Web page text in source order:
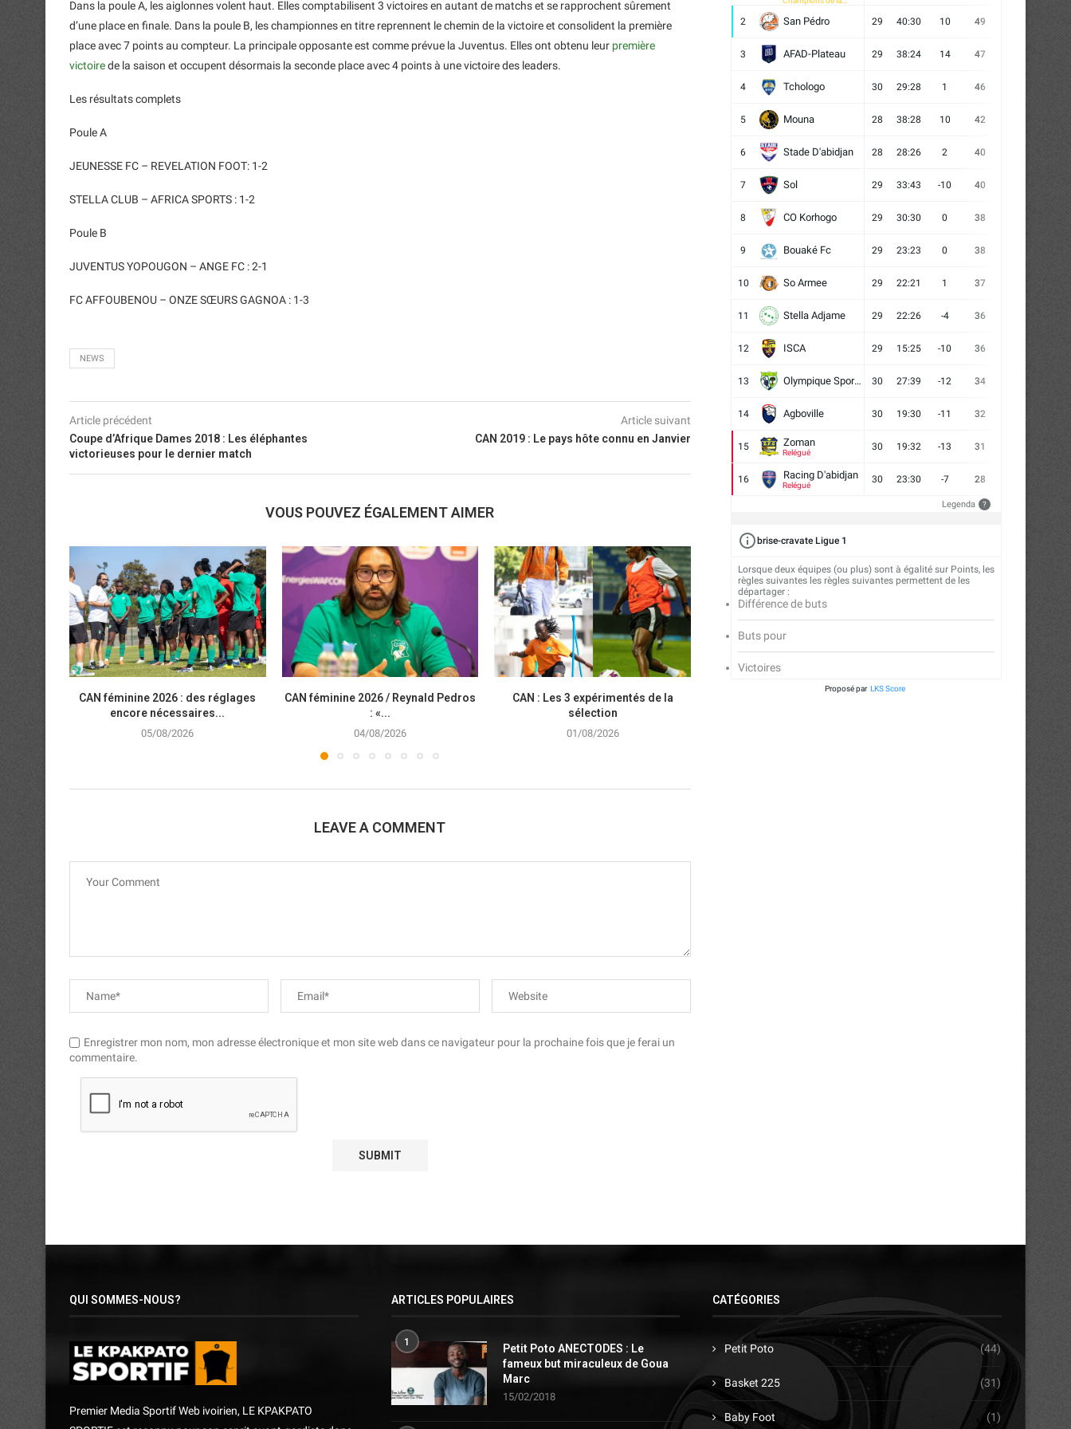
Dans la poule A, les aiglonnes volent haut. Elles comptabilisent 3 victoires en autant de matchs et se rapprochent sûrement
d’une place en finale. Dans la poule B, les championnes en titre reprennent le chemin de la victoire et consolident la première
place avec 7 points au compteur. La principale opposante est comme prévue la Juventus. Elles ont obtenu leur première
victoirede la saison et occupent désormais la seconde place avec 4 points à une victoire des leaders.
Les résultats complets
Poule A
JEUNESSE FC – REVELATION FOOT: 1-2
STELLA CLUB – AFRICA SPORTS : 1-2
Poule B
JUVENTUS YOPOUGON – ANGE FC : 2-1
FC AFFOUBENOU – ONZE SŒURS GAGNOA : 1-3
NEWS
Article précédent
Coupe d’Afrique Dames 2018 : Les éléphantes
victorieuses pour le dernier match
Article suivant
CAN 2019 : Le pays hôte connu en Janvier
VOUS POUVEZ ÉGALEMENT AIMER
CAN féminine 2026 : des réglages
encore nécessaires...
05/08/2026
CAN féminine 2026 / Reynald Pedros
: «...
04/08/2026
CAN : Les 3 expérimentés de la
sélection
01/08/2026
LEAVE A COMMENT
Enregistrer mon nom, mon adresse électronique et mon site web dans ce navigateur pour la prochaine fois que je ferai un
commentaire.
2 San Pédro 29 40:30 10 49
3 AFAD-Plateau 29 38:24 14 47
4 Tchologo 30 29:28 1 46
5 Mouna 28 38:28 10 42
6 Stade D'abidjan 28 28:26 2 40
7 Sol 29 33:43 -10 40
8 CO Korhogo 29 30:30 0 38
9 Bouaké Fc 29 23:23 0 38
10 So Armee 29 22:21 1 37
11 Stella Adjame 29 22:26 -4 36
12 ISCA 29 15:25 -10 36
13 Olympique Sport d'Abobo FC 30 27:39 -12 34
14 Agboville 30 19:30 -11 32
15 Zoman
Relégué
30 19:32 -13 31
16 Racing D'abidjan
Relégué
30 23:30 -7 28
Legenda ?
brise-cravate Ligue 1
Lorsque deux équipes (ou plus) sont à égalité sur Points, les
règles suivantes les règles suivantes permettent de les
départager :
Différence de buts
Buts pour
Victoires
Proposé par LKS Score
QUI SOMMES-NOUS?
Premier Media Sportif Web ivoirien, LE KPAKPATO
ARTICLES POPULAIRES
1
Petit Poto ANECTODES : Le
fameux but miraculeux de Goua
Marc
15/02/2018
CATÉGORIES
Petit Poto (44)
Basket 225 (31)
Baby Foot (1)